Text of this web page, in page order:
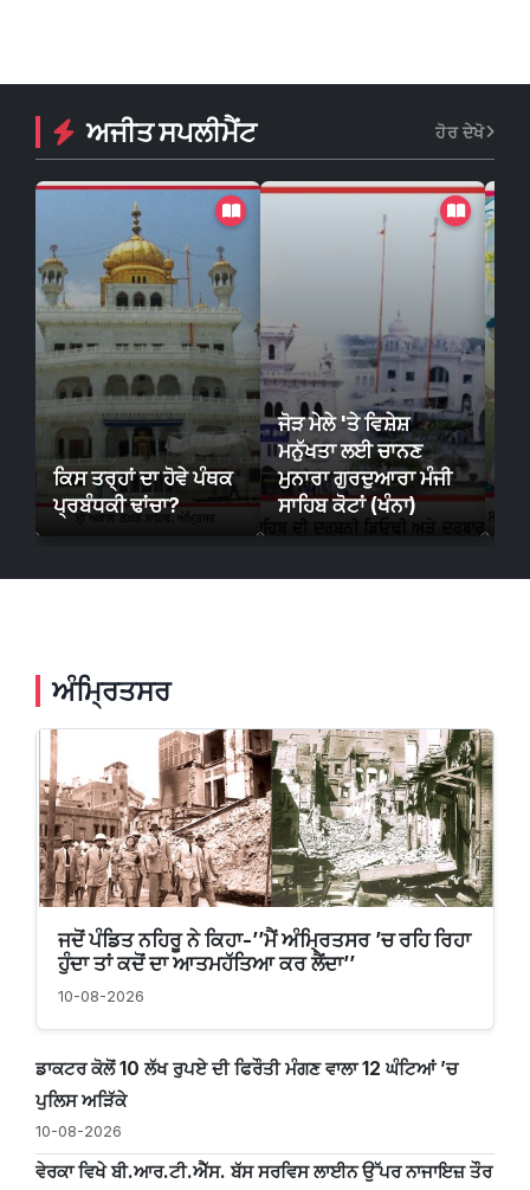
ਅਜੀਤ ਸਪਲੀਮੈਂਟ ਹੋਰ ਦੇਖੋ
ਕਿਸ ਤਰ੍ਹਾਂ ਦਾ ਹੋਵੇ ਪੰਥਕ
ਪ੍ਰਬੰਧਕੀ ਢਾਂਚਾ?
ਜੋੜ ਮੇਲੇ 'ਤੇ ਵਿਸ਼ੇਸ਼
ਮਨੁੱਖਤਾ ਲਈ ਚਾਨਣ
ਮੁਨਾਰਾ ਗੁਰਦੁਆਰਾ ਮੰਜੀ
ਸਾਹਿਬ ਕੋਟਾਂ (ਖੰਨਾ)
ਅੰਮ੍ਰਿਤਸਰ
ਜਦੋਂ ਪੰਡਿਤ ਨਹਿਰੂ ਨੇ ਕਿਹਾ-’’ਮੈਂ ਅੰਮ੍ਰਿਤਸਰ ’ਚ ਰਹਿ ਰਿਹਾ
ਹੁੰਦਾ ਤਾਂ ਕਦੋਂ ਦਾ ਆਤਮਹੱਤਿਆ ਕਰ ਲੈਂਦਾ’’
10-08-2026
ਡਾਕਟਰ ਕੋਲੋਂ 10 ਲੱਖ ਰੁਪਏ ਦੀ ਫਿਰੌਤੀ ਮੰਗਣ ਵਾਲਾ 12 ਘੰਟਿਆਂ ’ਚ
ਪੁਲਿਸ ਅੜਿੱਕੇ
10-08-2026
ਵੇਰਕਾ ਵਿਖੇ ਬੀ.ਆਰ.ਟੀ.ਐੱਸ. ਬੱਸ ਸਰਵਿਸ ਲਾਈਨ ਉੱਪਰ ਨਾਜਾਇਜ਼ ਤੌਰ